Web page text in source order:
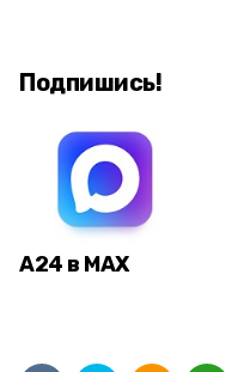
Подпишись!
А24 в MAX